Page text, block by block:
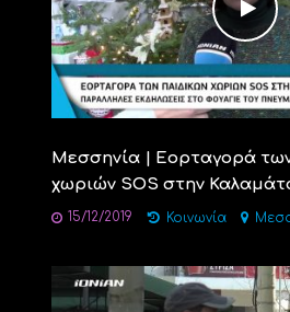
Μεσσηνία | Εορταγορά
χωριών SOS στην
15/12/2019 Κοινωνία